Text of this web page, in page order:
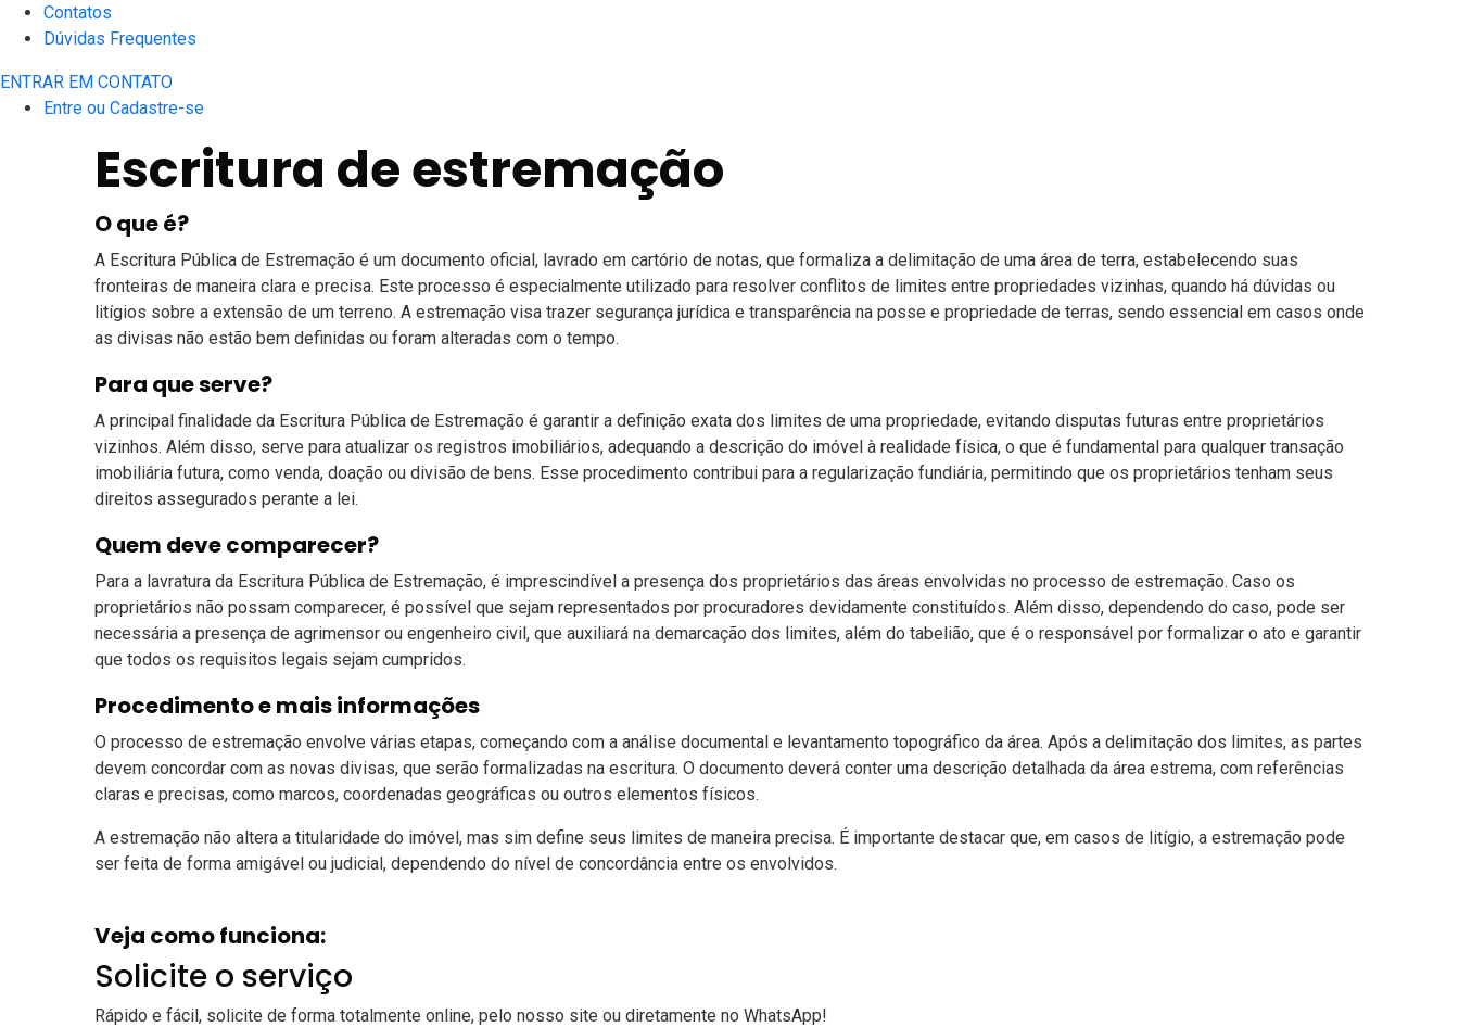
Contatos
Dúvidas Frequentes
ENTRAR EM CONTATO
Entre ou Cadastre-se
Escritura de estremação
O que é?
A Escritura Pública de Estremação é um documento oficial, lavrado em cartório de notas, que formaliza a delimitação de uma área de terra, estabelecendo suas
fronteiras de maneira clara e precisa. Este processo é especialmente utilizado para resolver conflitos de limites entre propriedades vizinhas, quando há dúvidas ou
litígios sobre a extensão de um terreno. A estremação visa trazer segurança jurídica e transparência na posse e propriedade de terras, sendo essencial em casos onde
as divisas não estão bem definidas ou foram alteradas com o tempo.
Para que serve?
A principal finalidade da Escritura Pública de Estremação é garantir a definição exata dos limites de uma propriedade, evitando disputas futuras entre proprietários
vizinhos. Além disso, serve para atualizar os registros imobiliários, adequando a descrição do imóvel à realidade física, o que é fundamental para qualquer transação
imobiliária futura, como venda, doação ou divisão de bens. Esse procedimento contribui para a regularização fundiária, permitindo que os proprietários tenham seus
direitos assegurados perante a lei.
Quem deve comparecer?
Para a lavratura da Escritura Pública de Estremação, é imprescindível a presença dos proprietários das áreas envolvidas no processo de estremação. Caso os
proprietários não possam comparecer, é possível que sejam representados por procuradores devidamente constituídos. Além disso, dependendo do caso, pode ser
necessária a presença de agrimensor ou engenheiro civil, que auxiliará na demarcação dos limites, além do tabelião, que é o responsável por formalizar o ato e garantir
que todos os requisitos legais sejam cumpridos.
Procedimento e mais informações
O processo de estremação envolve várias etapas, começando com a análise documental e levantamento topográfico da área. Após a delimitação dos limites, as partes
devem concordar com as novas divisas, que serão formalizadas na escritura. O documento deverá conter uma descrição detalhada da área estrema, com referências
claras e precisas, como marcos, coordenadas geográficas ou outros elementos físicos.
A estremação não altera a titularidade do imóvel, mas sim define seus limites de maneira precisa. É importante destacar que, em casos de litígio, a estremação pode
ser feita de forma amigável ou judicial, dependendo do nível de concordância entre os envolvidos.
Veja como funciona:
Solicite o serviço
Rápido e fácil, solicite de forma totalmente online, pelo nosso site ou diretamente no WhatsApp!